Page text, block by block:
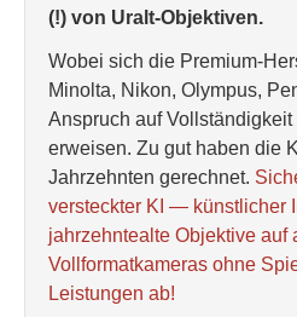
(!) von Uralt-Objektiven.
Wobei sich die Premium-
Minolta, Nikon, Olympus,
Anspruch auf
erweisen. Zu gut haben die
Jahrzehnten gerechnet.
versteckter KI — künstlicher
jahrzehntealte Objektive auf
Vollformatkameras ohne
Leistungen ab!